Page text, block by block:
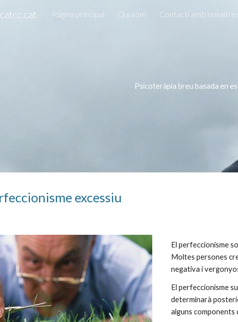
Skip to main content
Página principal Qui som Contacti amb
Psicoteràpia breu basada en
excessiu
El perfeccionisme
Moltes persones
negativa i
El perfeccionisme
determinarà
alguns components